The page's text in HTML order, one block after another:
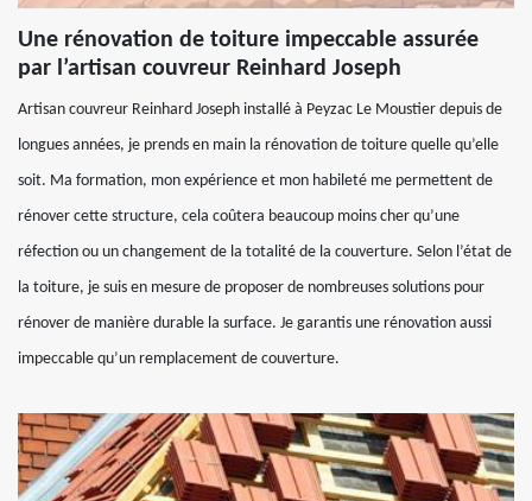
Une rénovation de toiture impeccable assurée
par l’artisan couvreur Reinhard Joseph
Artisan couvreur Reinhard Joseph installé à Peyzac Le Moustier depuis de
longues années, je prends en main la rénovation de toiture quelle qu’elle
soit. Ma formation, mon expérience et mon habileté me permettent de
rénover cette structure, cela coûtera beaucoup moins cher qu’une
réfection ou un changement de la totalité de la couverture. Selon l’état de
la toiture, je suis en mesure de proposer de nombreuses solutions pour
rénover de manière durable la surface. Je garantis une rénovation aussi
impeccable qu’un remplacement de couverture.